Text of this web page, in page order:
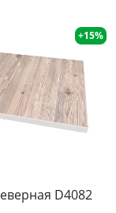
+15%
D4082